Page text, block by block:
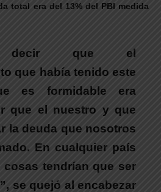
total era del 13% del PBI medida
decir que el
que había tenido este
es formidable era
que el nuestro y que
la deuda que nosotros
En cualquier país
cosas tendrían que ser
se quejó al encabezar